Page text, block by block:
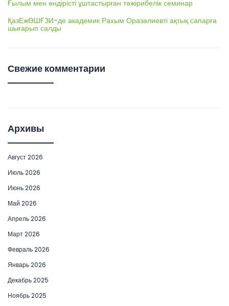
Ғылым мен өндірісті ұштастырған тәжірибелік семинар
ҚазЕжӨШҒЗИ-де академик Рахым Оразәлиевті ақтық сапарға
шығарып салды
Свежие комментарии
Архивы
Август 2026
Июль 2026
Июнь 2026
Май 2026
Апрель 2026
Март 2026
Февраль 2026
Январь 2026
Декабрь 2025
Ноябрь 2025